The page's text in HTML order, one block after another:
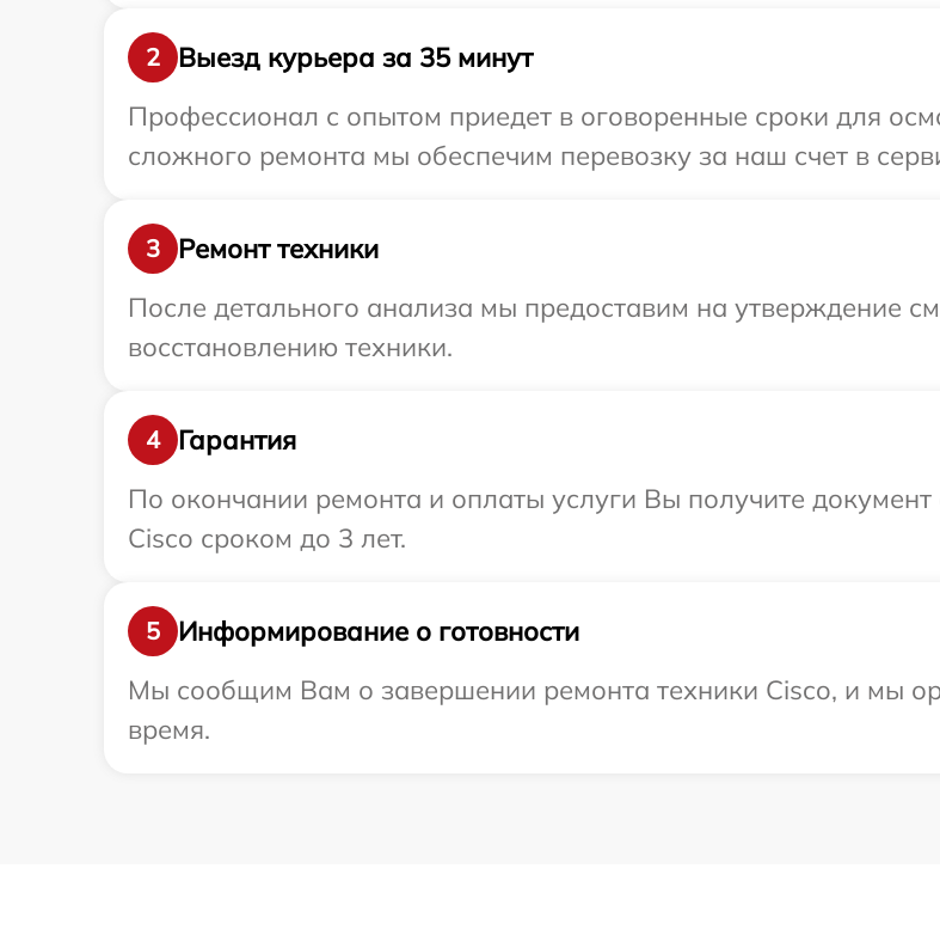
2
Выезд курьера за 35 минут
Профессионал с опытом приедет в оговоренные сроки для
сложного ремонта мы обеспечим перевозку за наш счет в
3
Ремонт техники
После детального анализа мы предоставим на утверждение
восстановлению техники.
4
Гарантия
По окончании ремонта и оплаты услуги Вы получите
Cisco сроком до 3 лет.
5
Информирование о готовности
Мы сообщим Вам о завершении ремонта техники Cisco, и мы
время.